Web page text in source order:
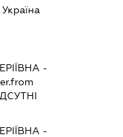
Україна
-
-